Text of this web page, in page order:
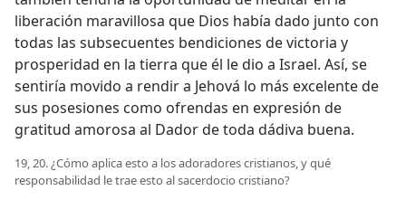
liberación maravillosa que Dios había dado junto con
todas las subsecuentes bendiciones de victoria y
prosperidad en la tierra que él le dio a Israel. Así, se
sentiría movido a rendir a Jehová lo más excelente de
sus posesiones como ofrendas en expresión de
gratitud amorosa al Dador de toda dádiva buena.
19, 20. ¿Cómo aplica esto a los adoradores cristianos, y qué
responsabilidad le trae esto al sacerdocio cristiano?